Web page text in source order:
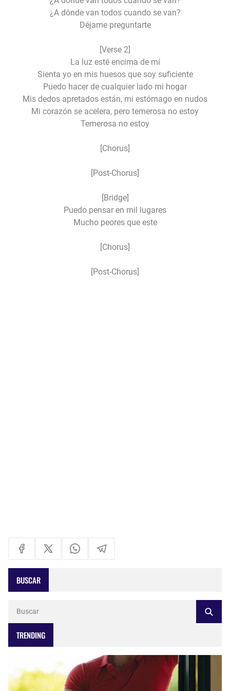
¿A dónde van todos cuando se van?
Déjame preguntarte
[Verse 2]
La luz esté encima de mí
Sienta yo en mis huesos que soy suficiente
Puedo hacer de cualquier lado mi hogar
Mis dedos apretados están, mi estómago en nudos
Mi corazón se acelera, pero temerosa no estoy
Temerosa no estoy
[Chorus]
[Post-Chorus]
[Bridge]
Puedo pensar en mil lugares
Mucho peores que este
[Chorus]
[Post-Chorus]
BUSCAR
TRENDING